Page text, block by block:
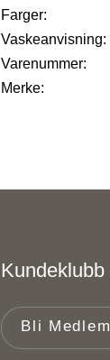
Farger:
Vaskeanvisning:
Varenummer:
Merke:
Kundeklubb
Bli Medlem